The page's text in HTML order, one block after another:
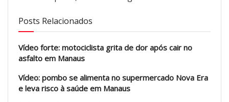
Posts Relacionados
Vídeo forte: motociclista grita de dor após cair no
asfalto em Manaus
Vídeo: pombo se alimenta no supermercado Nova Era
e leva risco à saúde em Manaus